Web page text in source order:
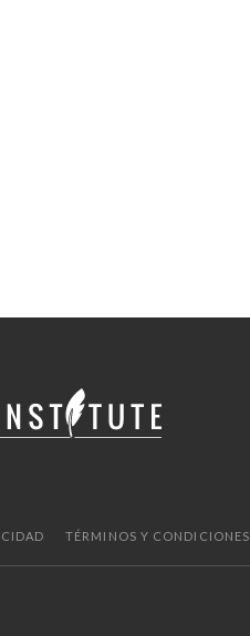
TÉRMINOS Y CONDICIONES